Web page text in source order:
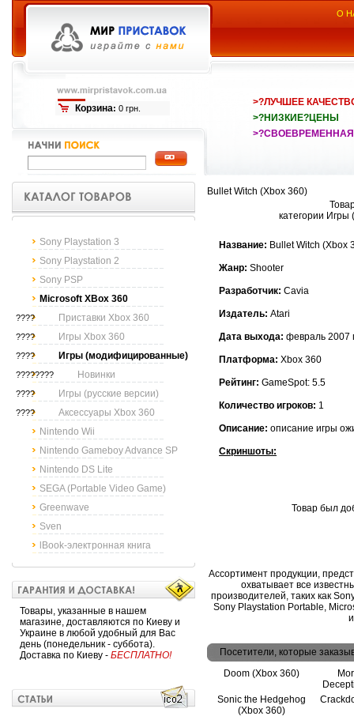
Корзина: 0 грн.
О
>?ЛУЧШЕЕ
>?НИЗКИЕ?ЦЕНЫ
Sony Playstation 3
Sony Playstation 2
Sony PSP
Microsoft XBox 360
???? Приставки Xbox 360
???? Игры Xbox 360
???? Игры (модифицированные)
???????? Новинки
???? Игры (русские версии)
????
Аксессуары Xbox 360
Nintendo Wii
Nintendo Gameboy Advance SP
Nintendo DS Lite
SEGA (Portable Video Game)
Greenwave
Sven
lBook-электронная книга
Товары, указанные в нашем
магазине, доставляются по Киеву и
Украине в любой удобный для Вас
день (понедельник - суббота).
Доставка по Киеву - БЕСПЛАТНО!
Bullet Witch (Xbox 360)
категории
Название: Bullet Witch (Xbox
Жанр: Shooter
Разработчик: Cavia
Издатель: Atari
Дата выхода: февраль 2007
Платформа: Xbox 360
Рейтинг: GameSpot: 5.5
Количество игроков: 1
Описание: описание игры
Скриншоты:
Товар был
Ассортимент продукции,
охватывает все
производителей, таких как
Sony Playstation Portable,
Посетители, которые
Doom (Xbox 360)
Sonic the Hedgehog
(Xbox 360)